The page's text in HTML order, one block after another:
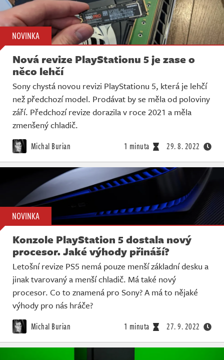
NOVINKA
Nová revize PlayStationu 5 je zase o
něco lehčí
Sony chystá novou revizi PlayStationu 5, která je lehčí
než předchozí model. Prodávat by se měla od poloviny
září. Předchozí revize dorazila v roce 2021 a měla
zmenšený chladič.
Michal Burian 1 minuta 29. 8. 2022
NOVINKA
Konzole PlayStation 5 dostala nový
procesor. Jaké výhody přináší?
Letošní revize PS5 nemá pouze menší základní desku a
jinak tvarovaný a menší chladič. Má také nový
procesor. Co to znamená pro Sony? A má to nějaké
výhody pro nás hráče?
Michal Burian 1 minuta 27. 9. 2022